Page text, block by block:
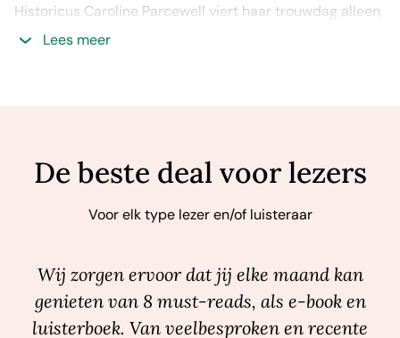
Historicus Caroline Parcewell viert haar trouwdag alleen,
treurend om haar overspelige man. Als ze een oud
het heden en het verleden…
Het schitterende verhaal, de sterk neergepende
personages en de vlotte schrijfstijl maken van ‘De
keer leest.
Lees meer
De beste deal voor lezers
Voor elk type lezer en/of luisteraar
Wij zorgen ervoor dat jij elke maand kan
genieten van 8 must-reads, als e-book en
luisterboek. Van veelbesproken en recente